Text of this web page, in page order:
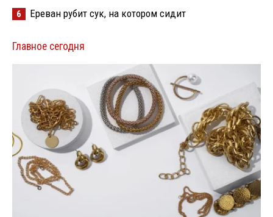
6 Ереван рубит сук, на котором сидит
Главное сегодня